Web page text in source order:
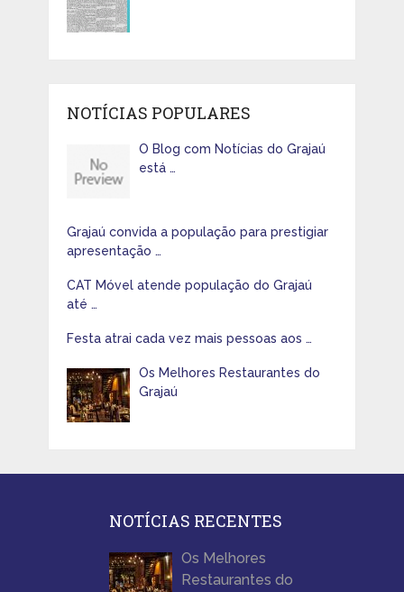
NOTÍCIAS POPULARES
O Blog com Notícias do Grajaú
está …
Grajaú convida a população para prestigiar
apresentação …
CAT Móvel atende população do Grajaú
até …
Festa atrai cada vez mais pessoas aos …
Os Melhores Restaurantes do
Grajaú
NOTÍCIAS RECENTES
Os Melhores
Restaurantes do